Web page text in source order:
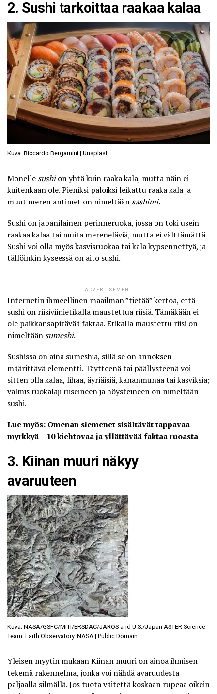
2. Sushi tarkoittaa raakaa kalaa
Kuva: Riccardo Bergamini | Unsplash
Monelle sushion yhtä kuin raaka kala, mutta näin ei
kuitenkaan ole. Pieniksi paloiksi leikattu raaka kala ja
muut meren antimet on nimeltään sashimi.
Sushi on japanilainen perinneruoka, jossa on toki usein
raakaa kalaa tai muita mereneläviä, mutta ei välttämättä.
Sushi voi olla myös kasvisruokaa tai kala kypsennettyä, ja
tällöinkin kyseessä on aito sushi.
ADVERTISEMENT
Internetin ihmeellinen maailman ”tietää” kertoa, että
sushi on riisiviinietikalla maustettua riisiä. Tämäkään ei
ole paikkansapitävää faktaa. Etikalla maustettu riisi on
nimeltään sumeshi.
Sushissa on aina sumeshia, sillä se on annoksen
määrittävä elementti. Täytteenä tai päällysteenä voi
sitten olla kalaa, lihaa, äyriäisiä, kananmunaa tai kasviksia;
valmis ruokalaji riiseineen ja höysteineen on nimeltään
sushi.
Lue myös: Omenan siemenet sisältävät tappavaa
myrkkyä – 10 kiehtovaa ja yllättävää faktaa ruoasta
3. Kiinan muuri näkyy
avaruuteen
Kuva: NASA/GSFC/MITI/ERSDAC/JAROS and U.S./Japan ASTER Science
Team. Earth Observatory. NASA | Public Domain
Yleisen myytin mukaan Kiinan muuri on ainoa ihmisen
tekemä rakennelma, jonka voi nähdä avaruudesta
paljaalla silmällä. Jos tuota väitettä koskaan rupeaa oikein